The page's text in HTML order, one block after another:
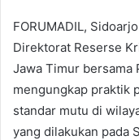
FORUMADIL,
Direktorat Reserse
Jawa Timur bersama
mengungkap praktik
standar mutu di
yang dilakukan pada